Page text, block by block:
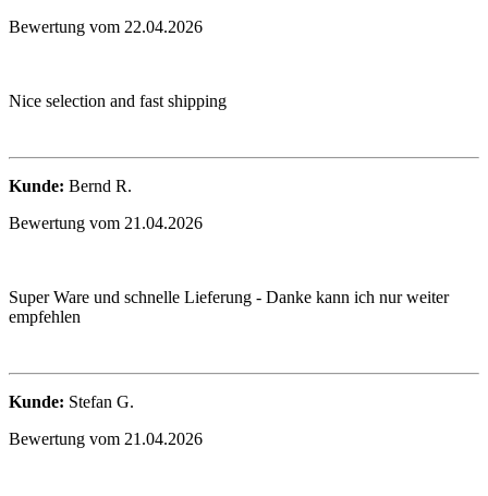
Bewertung vom 22.04.2026
Nice selection and fast shipping
Kunde: Bernd R.
Bewertung vom 21.04.2026
Super Ware und schnelle Lieferung - Danke kann ich nur weiter
empfehlen
Kunde: Stefan G.
Bewertung vom 21.04.2026